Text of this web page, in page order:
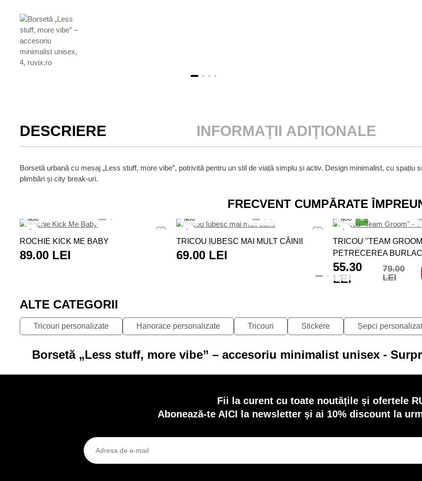
DESCRIERE INFORMAȚII ADIȚIONALE
Borsetă urbană cu mesaj „Less stuff, more vibe”, potrivită pentru un stil de viață simplu și activ. Design minimalist, cu spațiu
plimbări și city break-uri.
FRECVENT CUMPĂRATE
NOU
ROCHIE KICK ME BABY
89.00 LEI
NOU
TRICOU IUBESC MAI MULT CÂINII
69.00 LEI
NOU %
TRICOU "TEAM
PETRECEREA
55.30
LEI
79.00
LEI
ALTE CATEGORII
Tricouri personalizate Hanorace personalizate Tricouri Stickere Șepci
Borsetă „Less stuff, more vibe” – accesoriu minimalist unisex -
Fii la curent cu toate noutățile și ofertele
Abonează-te AICI la newsletter și ai 10% discount la